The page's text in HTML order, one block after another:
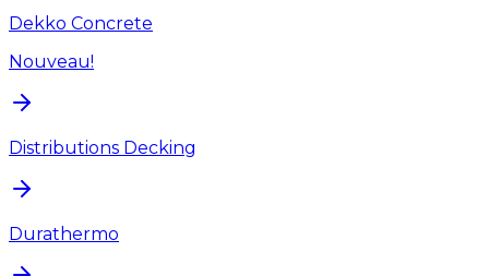
Dekko Concrete
Nouveau!
Distributions Decking
Durathermo